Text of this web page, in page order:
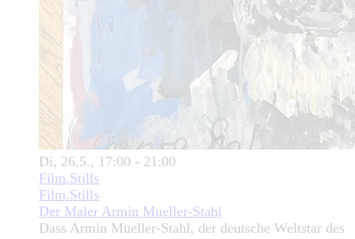
Di, 26.5., 17:00 - 21:00
Film.Stills
Film.Stills
Der Maler Armin Mueller-Stahl
Dass Armin Mueller-Stahl, der deutsche Weltstar des